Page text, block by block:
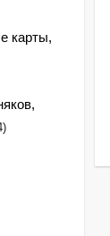
карты,